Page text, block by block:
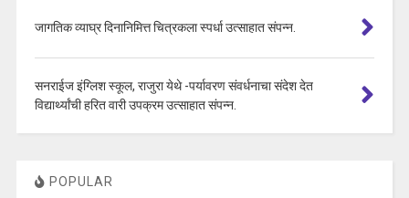
जागतिक व्याघ्र दिनानिमित्त चित्रकला स्पर्धा उत्साहात संपन्न.
सनराईज इंग्लिश स्कूल, राजुरा येथे -पर्यावरण संवर्धनाचा संदेश देत
विद्यार्थ्यांची हरित वारी उपक्रम उत्साहात संपन्न.
POPULAR